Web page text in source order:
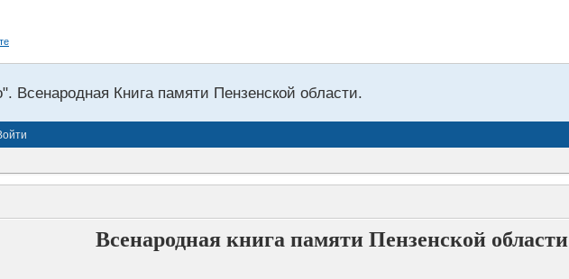
Всенародная Книга памяти Пензенской области.
Всенародная книга памяти Пензенской области